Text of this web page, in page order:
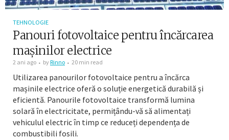
TEHNOLOGIE
Panouri fotovoltaice pentru încărcarea
mașinilor electrice
2 ani ago byRinno 20 min read
Utilizarea panourilor fotovoltaice pentru a încărca
mașinile electrice oferă o soluție energetică durabilă și
eficientă. Panourile fotovoltaice transformă lumina
solară în electricitate, permițându-vă să alimentați
vehiculul electric în timp ce reduceți dependența de
combustibili fosili.